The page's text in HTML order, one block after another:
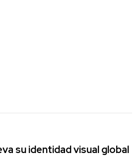
su identidad visual global